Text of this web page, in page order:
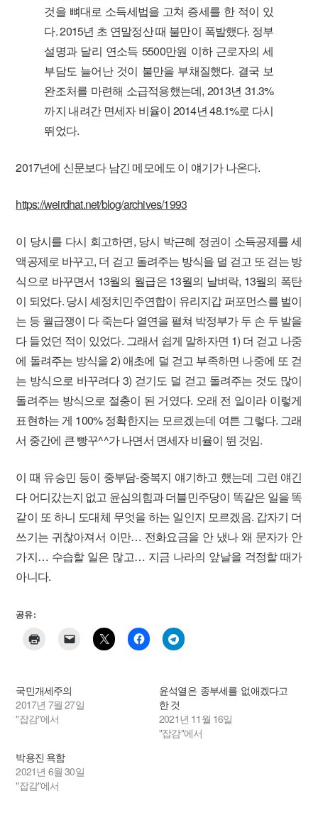
것을 뼈대로 소득세법을 고쳐 증세를 한 적이 있
다. 2015년 초 연말정산 때 불만이 폭발했다. 정부
설명과 달리 연소득 5500만원 이하 근로자의 세
부담도 늘어난 것이 불만을 부채질했다. 결국 보
완조처를 마련해 소급적용했는데, 2013년 31.3%
까지 내려간 면세자 비율이 2014년 48.1%로 다시
뛰었다.
2017년에 신문보다 남긴 메모에도 이 얘기가 나온다.
https://weirdhat.net/blog/archives/1993
이 당시를 다시 회고하면, 당시 박근혜 정권이 소득공제를 세
액공제로 바꾸고, 더 걷고 돌려주는 방식을 덜 걷고 또 걷는 방
식으로 바꾸면서 13월의 월급은 13월의 날벼락, 13월의 폭탄
이 되었다. 당시 셰정치민주연합이 유리지갑 퍼포먼스를 벌이
는 등 월급쟁이 다 죽는다 열연을 펼쳐 박정부가 두 손 두 발을
다 들었던 적이 있었다. 그래서 쉽게 말하자면 1) 더 걷고 나중
에 돌려주는 방식을 2) 애초에 덜 걷고 부족하면 나중에 또 걷
는 방식으로 바꾸려다 3) 걷기도 덜 걷고 돌려주는 것도 많이
돌려주는 방식으로 절충이 된 거였다. 오래 전 일이라 이렇게
표현하는 게 100% 정확한지는 모르겠는데 여튼 그렇다. 그래
서 중간에 큰 빵꾸^^가 나면서 면세자 비율이 뛴 것임.
이 때 유승민 등이 중부담-중복지 얘기하고 했는데 그런 얘긴
다 어디갔는지 없고 윤심의힘과 더블민주당이 똑같은 일을 똑
같이 또 하니 도대체 무엇을 하는 일인지 모르겠음. 갑자기 더
쓰기는 귀찮아져서 이만… 전화요금을 안 냈나 왜 문자가 안
가지… 수습할 일은 많고… 지금 나라의 앞날을 걱정할 때가
아니다.
공유 :
국민개세주의
2017년 7월 27일
"잡감"에서
윤석열은 종부세를 없애겠다고
한 것
2021년 11월 16일
"잡감"에서
박용진 욕함
2021년 6월 30일
"잡감"에서